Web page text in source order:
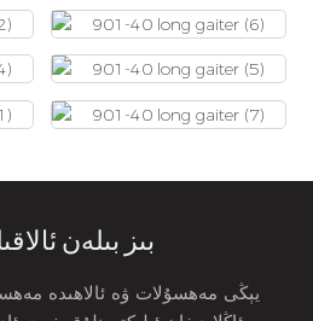
بىز بىلەن
يېڭى مەھسۇلات ۋە ئالاھىدە